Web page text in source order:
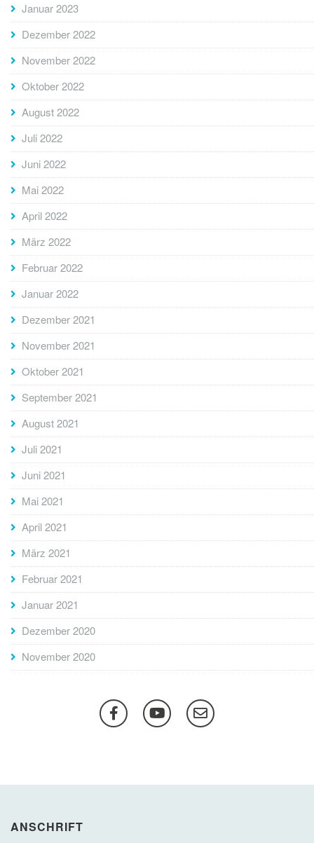
Januar 2023
Dezember 2022
November 2022
Oktober 2022
August 2022
Juli 2022
Juni 2022
Mai 2022
April 2022
März 2022
Februar 2022
Januar 2022
Dezember 2021
November 2021
Oktober 2021
September 2021
August 2021
Juli 2021
Juni 2021
Mai 2021
April 2021
März 2021
Februar 2021
Januar 2021
Dezember 2020
November 2020
ANSCHRIFT